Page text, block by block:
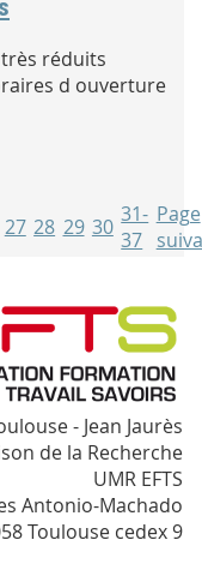
réduits
d ouverture
27 28 29 30 31-
37
Page
- Jean Jaurès
de la Recherche
UMR EFTS
Antonio-Machado
Toulouse cedex 9